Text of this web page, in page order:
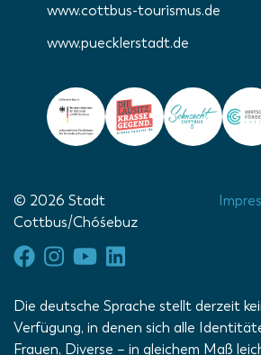
www.cottbus-tourismus.de
www.puecklerstadt.de
© 2026 Stadt
Cottbus/Chóśebuz
Die deutsche Sprache stellt derzeit
Verfügung, in denen sich alle
Frauen, Diverse – in gleichem Maß